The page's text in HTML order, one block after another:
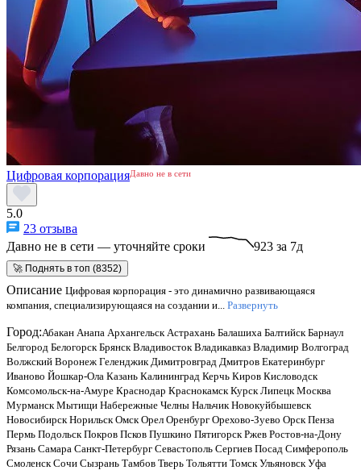
Цифровая корпорацияДавно не в сети
5.0
23 отзыва
Давно не в сети — уточняйте сроки
923 за 7д
🚀 Поднять в топ (8352)
Описание Цифровая корпорация - это динамично развивающаяся
компания, специализирующаяся на создании и...
Развернуть
Город:Абакан Анапа Архангельск Астрахань Балашиха Балтийск Барнаул
Белгород Белогорск Брянск Владивосток Владикавказ Владимир Волгоград
Волжский Воронеж Геленджик Димитровград Дмитров Екатеринбург
Иваново Йошкар-Ола Казань Калининград Керчь Киров Кисловодск
Комсомольск-на-Амуре Краснодар Краснокамск Курск Липецк Москва
Мурманск Мытищи Набережные Челны Нальчик Новокуйбышевск
Новосибирск Норильск Омск Орел Оренбург Орехово-Зуево Орск Пенза
Пермь Подольск Покров Псков Пушкино Пятигорск Ржев Ростов-на-Дону
Рязань Самара Санкт-Петербург Севастополь Сергиев Посад Симферополь
Смоленск Сочи Сызрань Тамбов Тверь Тольятти Томск Ульяновск Уфа